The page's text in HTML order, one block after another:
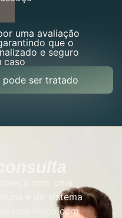
uma avaliação
que o
e seguro
caso
pode ser tratado
consulta
com uma
e do sistema
físico com